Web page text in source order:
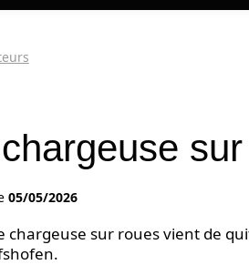
05/05/2026
sur roues vient de